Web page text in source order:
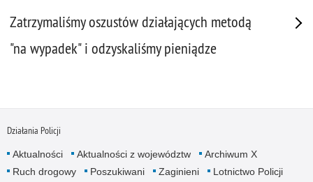
Zatrzymaliśmy oszustów działających metodą
"na wypadek" i odzyskaliśmy pieniądze
Działania Policji
Aktualności Aktualności z województw
Archiwum X
Ruch drogowy
Poszukiwani Zaginieni
Lotnictwo Policji